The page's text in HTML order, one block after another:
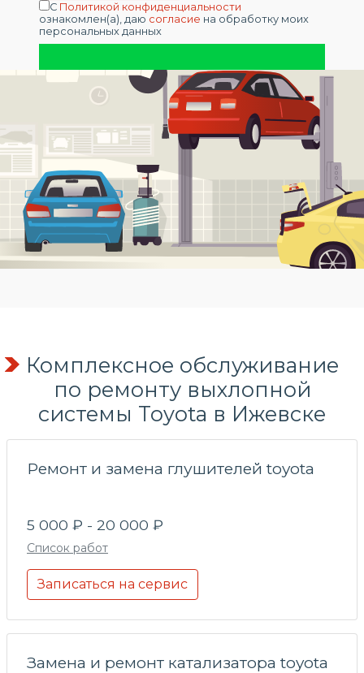
С Политикой конфиденциальности
ознакомлен(а), даю согласие на обработку моих
персональных данных
Комплексное обслуживание
по ремонту выхлопной
системы Toyota в Ижевске
Ремонт и замена глушителей toyota
5 000 ₽ - 20 000 ₽
Список работ
Записаться на сервис
Замена и ремонт катализатора toyota